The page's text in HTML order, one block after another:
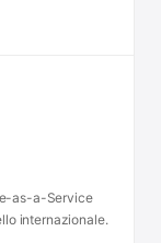
as-a-Service
internazionale.